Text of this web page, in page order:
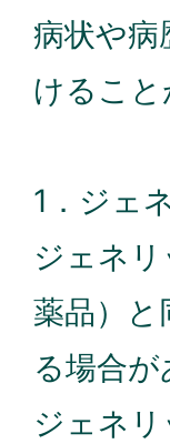
病状や病
けること
1．ジェ
ジェネ
薬品）と
る場合
ジェネ